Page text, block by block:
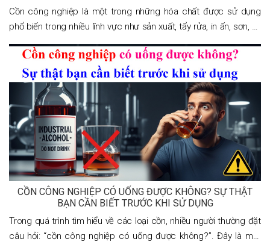
Cồn công nghiệp là một trong những hóa chất được sử dụng
phổ biến trong nhiều lĩnh vực như sản xuất, tẩy rửa, in ấn, sơn, và
thậm chí là mỹ phẩm. Tuy nhiên, rất nhiều người vẫn băn khoăn:
cồn công nghiệp có độc
CỒN CÔNG NGHIỆP CÓ UỐNG ĐƯỢC KHÔNG? SỰ THẬT
BẠN CẦN BIẾT TRƯỚC KHI SỬ DỤNG
Trong quá trình tìm hiểu về các loại cồn, nhiều người thường đặt
câu hỏi: “cồn công nghiệp có uống được không?”. Đây là một